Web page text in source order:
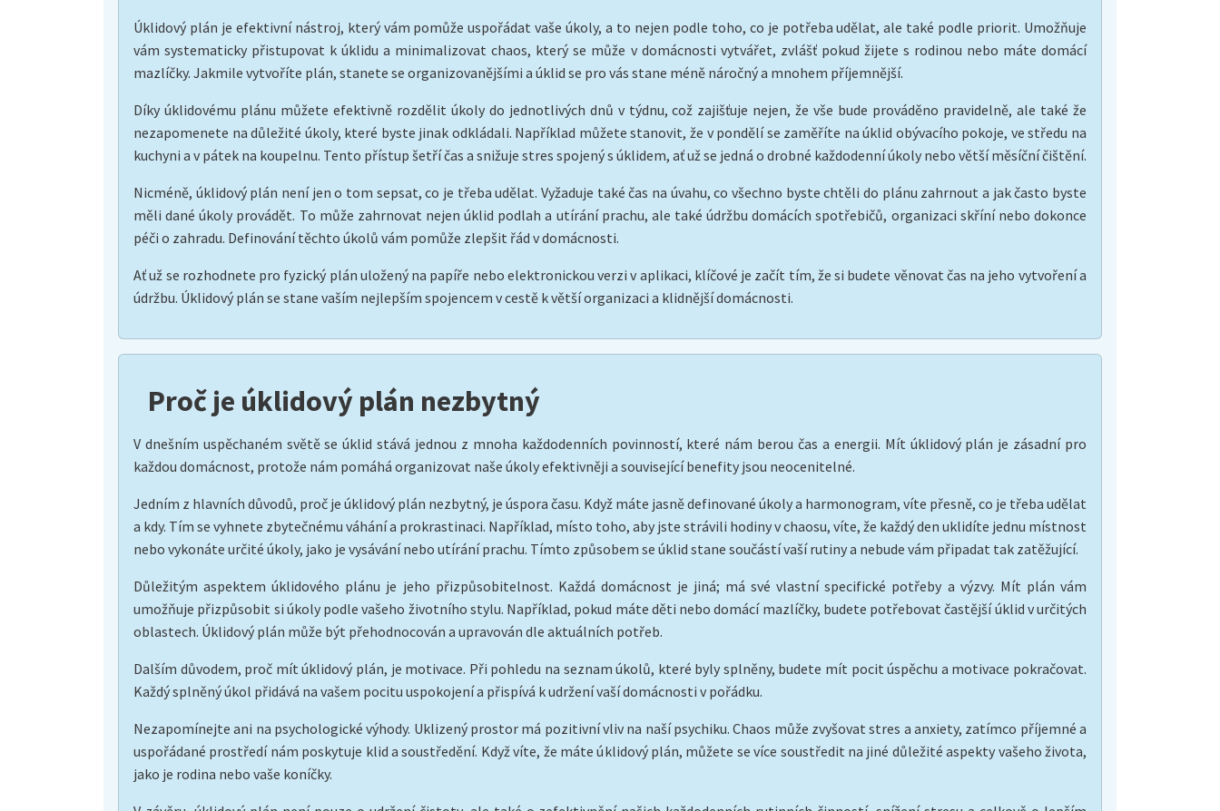
Úklidový plán je efektivní nástroj, který vám pomůže uspořádat vaše úkoly, a to nejen podle toho, co je potřeba udělat, ale také podle priorit. Umožňuje
vám systematicky přistupovat k úklidu a minimalizovat chaos, který se může v domácnosti vytvářet, zvlášť pokud žijete s rodinou nebo máte domácí
mazlíčky. Jakmile vytvoříte plán, stanete se organizovanějšími a úklid se pro vás stane méně náročný a mnohem příjemnější.
Díky úklidovému plánu můžete efektivně rozdělit úkoly do jednotlivých dnů v týdnu, což zajišťuje nejen, že vše bude prováděno pravidelně, ale také že
nezapomenete na důležité úkoly, které byste jinak odkládali. Například můžete stanovit, že v pondělí se zaměříte na úklid obývacího pokoje, ve středu na
kuchyni a v pátek na koupelnu. Tento přístup šetří čas a snižuje stres spojený s úklidem, ať už se jedná o drobné každodenní úkoly nebo větší měsíční čištění.
Nicméně, úklidový plán není jen o tom sepsat, co je třeba udělat. Vyžaduje také čas na úvahu, co všechno byste chtěli do plánu zahrnout a jak často byste
měli dané úkoly provádět. To může zahrnovat nejen úklid podlah a utírání prachu, ale také údržbu domácích spotřebičů, organizaci skříní nebo dokonce
péči o zahradu. Definování těchto úkolů vám pomůže zlepšit řád v domácnosti.
Ať už se rozhodnete pro fyzický plán uložený na papíře nebo elektronickou verzi v aplikaci, klíčové je začít tím, že si budete věnovat čas na jeho vytvoření a
údržbu. Úklidový plán se stane vaším nejlepším spojencem v cestě k větší organizaci a klidnější domácnosti.
Proč je úklidový plán nezbytný
V dnešním uspěchaném světě se úklid stává jednou z mnoha každodenních povinností, které nám berou čas a energii. Mít úklidový plán je zásadní pro
každou domácnost, protože nám pomáhá organizovat naše úkoly efektivněji a související benefity jsou neocenitelné.
Jedním z hlavních důvodů, proč je úklidový plán nezbytný, je úspora času. Když máte jasně definované úkoly a harmonogram, víte přesně, co je třeba udělat
a kdy. Tím se vyhnete zbytečnému váhání a prokrastinaci. Například, místo toho, aby jste strávili hodiny v chaosu, víte, že každý den uklidíte jednu místnost
nebo vykonáte určité úkoly, jako je vysávání nebo utírání prachu. Tímto způsobem se úklid stane součástí vaší rutiny a nebude vám připadat tak zatěžující.
Důležitým aspektem úklidového plánu je jeho přizpůsobitelnost. Každá domácnost je jiná; má své vlastní specifické potřeby a výzvy. Mít plán vám
umožňuje přizpůsobit si úkoly podle vašeho životního stylu. Například, pokud máte děti nebo domácí mazlíčky, budete potřebovat častější úklid v určitých
oblastech. Úklidový plán může být přehodnocován a upravován dle aktuálních potřeb.
Dalším důvodem, proč mít úklidový plán, je motivace. Při pohledu na seznam úkolů, které byly splněny, budete mít pocit úspěchu a motivace pokračovat.
Každý splněný úkol přidává na vašem pocitu uspokojení a přispívá k udržení vaší domácnosti v pořádku.
Nezapomínejte ani na psychologické výhody. Uklizený prostor má pozitivní vliv na naší psychiku. Chaos může zvyšovat stres a anxiety, zatímco příjemné a
uspořádané prostředí nám poskytuje klid a soustředění. Když víte, že máte úklidový plán, můžete se více soustředit na jiné důležité aspekty vašeho života,
jako je rodina nebo vaše koníčky.